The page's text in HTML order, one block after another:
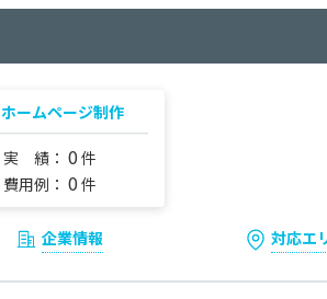
ホームページ制作
実 績： 0 件
費用例： 0 件
企業情報 対応エ